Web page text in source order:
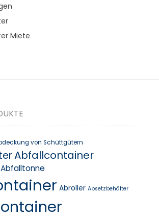
Miete
von Schüttgütern
Abfallcontainer
Abfalltonne
Abroller Absetzbehälter